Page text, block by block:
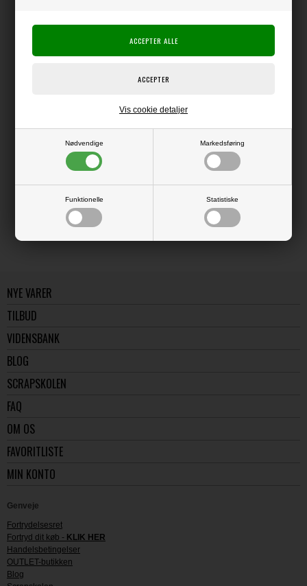
Nødvendige Markedsføring
Funktionelle Statistiske
Vis cookie detaljer
Die, der kan bruges i f.eks. Big Shot eller andre die-cut systemer.
Læs flere artikler...
NYE VARER
TILBUD
VIDENSBANK
BLOG
SCRAPSKOLEN
FAQ
OM OS
FAVORITLISTE
MIN KONTO
Genveje
Fortrydelsesret
Fortryd dit køb - KLIK HER
Handelsbetingelser
OUTLET-butikken
Blog